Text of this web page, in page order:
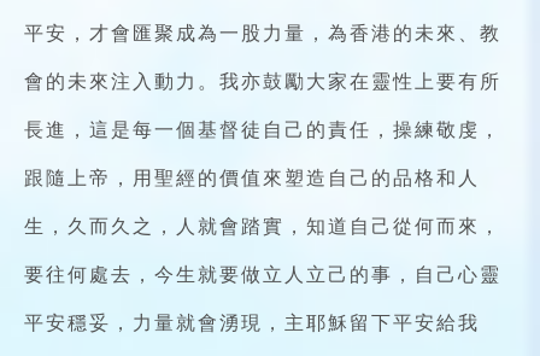
平安，才會匯聚成為一股力量，為香港的未來、教
會的未來注入動力。我亦鼓勵大家在靈性上要有所
長進，這是每一個基督徒自己的責任，操練敬虔，
跟隨上帝，用聖經的價值來塑造自己的品格和人
生，久而久之，人就會踏實，知道自己從何而來，
要往何處去，今生就要做立人立己的事，自己心靈
平安穩妥，力量就會湧現，主耶穌留下平安給我